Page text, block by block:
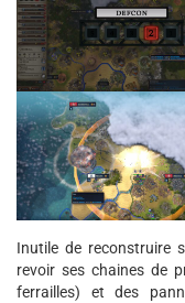
Inutile de reconstruire
revoir ses chaines de
ferrailles) et des